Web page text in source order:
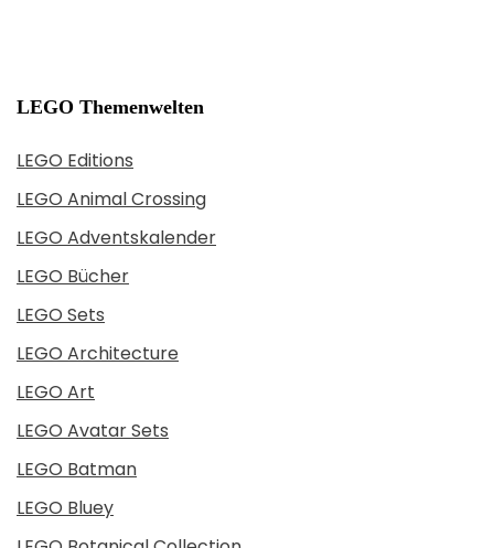
LEGO Themenwelten
LEGO Editions
LEGO Animal Crossing
LEGO Adventskalender
LEGO Bücher
LEGO Sets
LEGO Architecture
LEGO Art
LEGO Avatar Sets
LEGO Batman
LEGO Bluey